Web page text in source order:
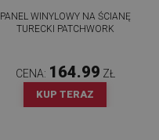
PANEL WINYLOWY NA ŚCIANĘ
TURECKI PATCHWORK
CENA: 164.99 ZŁ
KUP TERAZ